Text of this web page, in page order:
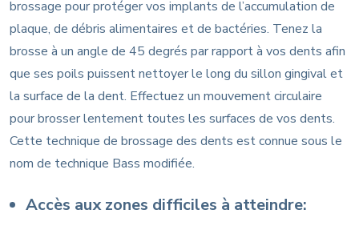
brossage pour protéger vos implants de l’accumulation de
plaque, de débris alimentaires et de bactéries. Tenez la
brosse à un angle de 45 degrés par rapport à vos dents afin
que ses poils puissent nettoyer le long du sillon gingival et
la surface de la dent. Effectuez un mouvement circulaire
pour brosser lentement toutes les surfaces de vos dents.
Cette technique de brossage des dents est connue sous le
nom de technique Bass modifiée.
Accès aux zones difficiles à atteindre: